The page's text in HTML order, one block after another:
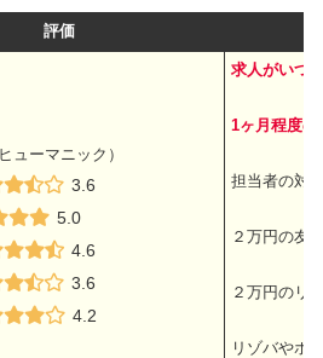
評価
ヒューマニック）
3.6
5.0
4.6
3.6
4.2
求人がいつ
1ヶ月程度の
担当者の対
２万円の友
２万円のリ
リゾバやホ